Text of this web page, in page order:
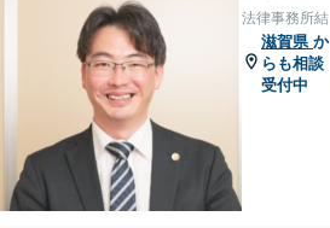
法律事務所結
滋賀県 か
らも相談
受付中